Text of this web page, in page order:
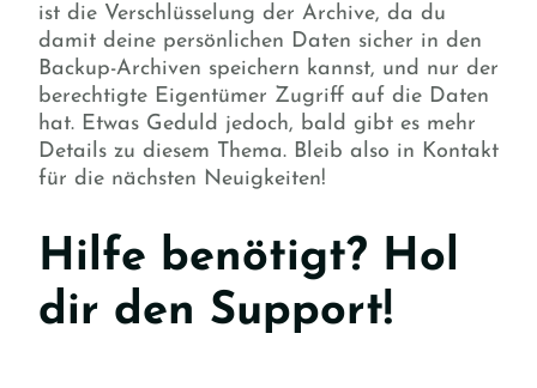
ist die Verschlüsselung der Archive, da du
damit deine persönlichen Daten sicher in den
Backup-Archiven speichern kannst, und nur der
berechtigte Eigentümer Zugriff auf die Daten
hat. Etwas Geduld jedoch, bald gibt es mehr
Details zu diesem Thema. Bleib also in Kontakt
für die nächsten Neuigkeiten!
Hilfe benötigt? Hol
dir den Support!